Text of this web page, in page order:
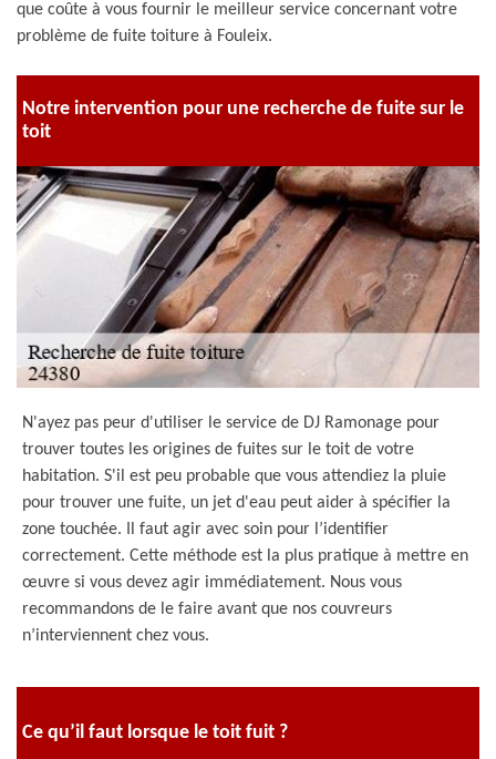
que coûte à vous fournir le meilleur service concernant votre
problème de fuite toiture à Fouleix.
Notre intervention pour une recherche de fuite sur le
toit
N'ayez pas peur d'utiliser le service de DJ Ramonage pour
trouver toutes les origines de fuites sur le toit de votre
habitation. S'il est peu probable que vous attendiez la pluie
pour trouver une fuite, un jet d'eau peut aider à spécifier la
zone touchée. Il faut agir avec soin pour l’identifier
correctement. Cette méthode est la plus pratique à mettre en
œuvre si vous devez agir immédiatement. Nous vous
recommandons de le faire avant que nos couvreurs
n’interviennent chez vous.
Ce qu’il faut lorsque le toit fuit ?